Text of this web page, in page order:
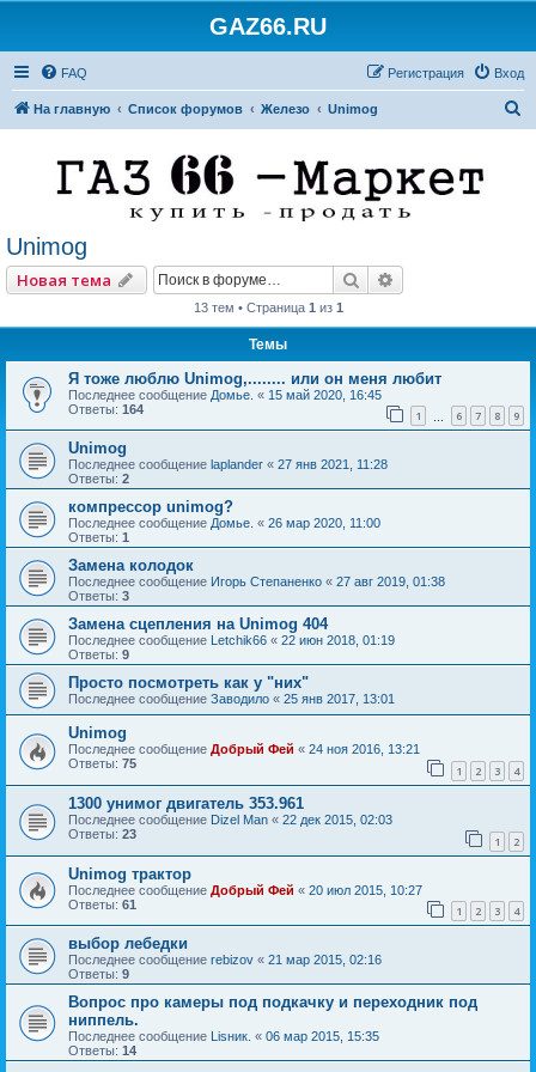
GAZ66.RU
FAQ Вход
Регистрация
На главную Список форумов Железо Unimog
Unimog
Новая тема Поиск
13 тем • Страница 1 из 1
Темы
Я тоже люблю Unimog,........ или он меня любит
Последнее сообщение Домье. « 15 май 2020, 16:45
Ответы: 164 1 6 7 8 9
Unimog
Последнее сообщение laplander « 27 янв 2021, 11:28
Ответы: 2
компрессор unimog?
Последнее сообщение Домье. « 26 мар 2020, 11:00
Ответы: 1
Замена колодок
Последнее сообщение Игорь Степаненко « 27 авг 2019, 01:38
Ответы: 3
Замена сцепления на Unimog 404
Последнее сообщение Letchik66 « 22 июн 2018, 01:19
Ответы: 9
Просто посмотреть как у "них"
Последнее сообщение Заводило « 25 янв 2017, 13:01
Unimog
Последнее сообщение Добрый Фей « 24 ноя 2016, 13:21
Ответы: 75 1 2 3 4
1300 унимог двигатель 353.961
Последнее сообщение Dizel Man « 22 дек 2015, 02:03
Ответы: 23 1 2
Unimog трактор
Последнее сообщение Добрый Фей « 20 июл 2015, 10:27
Ответы: 61 1 2 3 4
выбор лебедки
Последнее сообщение rebizov « 21 мар 2015, 02:16
Ответы: 9
Вопрос про камеры под подкачку и переходник под
ниппель.
Последнее сообщение Lisник. « 06 мар 2015, 15:35
Ответы: 14